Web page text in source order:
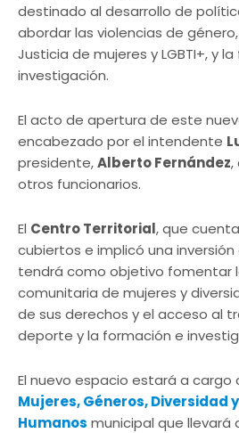
destinado al desarrollo de
abordar las violencias de
Justicia de mujeres y LGBTI+, y
investigación.
El acto de apertura de este
encabezado por el intendente
presidente,Alberto Fernández,
otros funcionarios.
El Centro Territorial, que
cubiertos e implicó una inversión
tendrá como objetivo fomentar
comunitaria de mujeres y
de sus derechos y el acceso al
deporte y la formación e
El nuevo espacio estará a cargo
Mujeres, Géneros, Diversidad
Humanos municipal que